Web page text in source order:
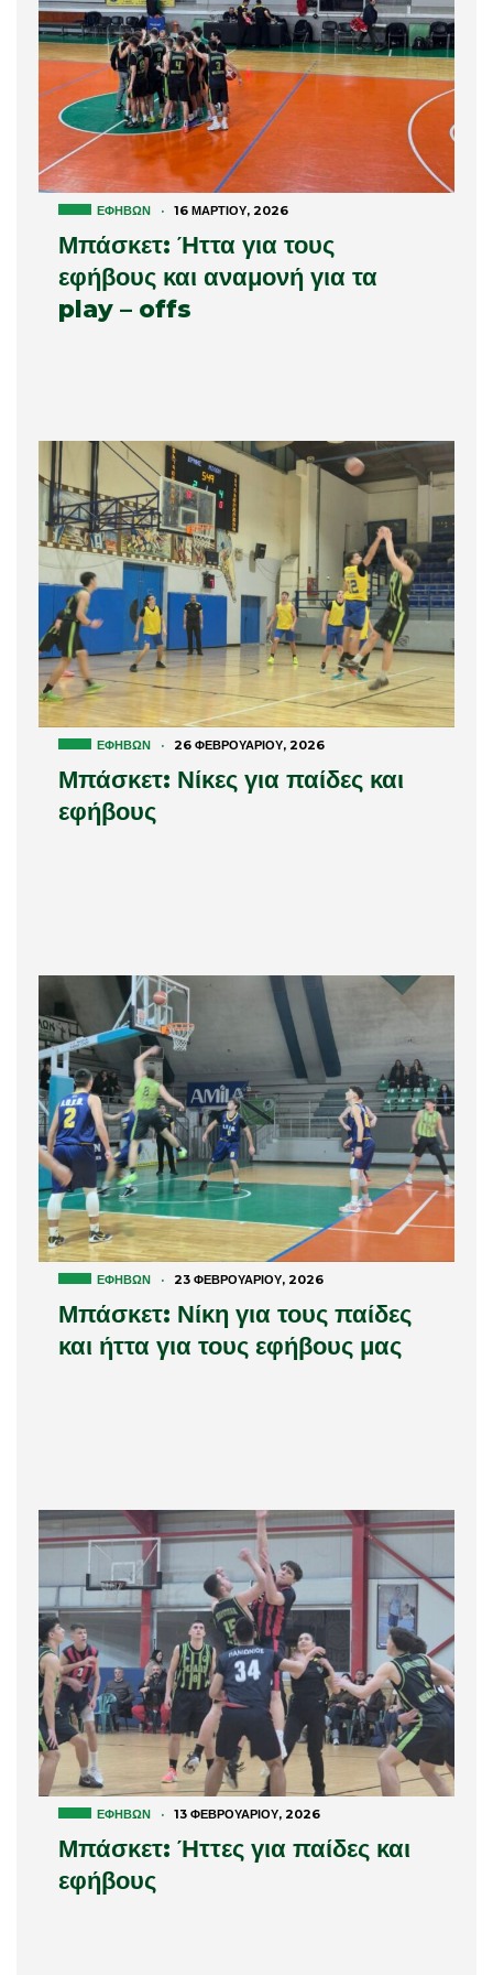
ΕΦΉΒΩΝ · 16 ΜΑΡΤΊΟΥ, 2026
Μπάσκετ: Ήττα για τους
εφήβους και αναμονή για τα
play – offs
ΕΦΉΒΩΝ · 26 ΦΕΒΡΟΥΑΡΊΟΥ, 2026
Μπάσκετ: Νίκες για παίδες και
εφήβους
ΕΦΉΒΩΝ · 23 ΦΕΒΡΟΥΑΡΊΟΥ, 2026
Μπάσκετ: Νίκη για τους παίδες
και ήττα για τους εφήβους μας
ΕΦΉΒΩΝ · 13 ΦΕΒΡΟΥΑΡΊΟΥ, 2026
Μπάσκετ: Ήττες για παίδες και
εφήβους